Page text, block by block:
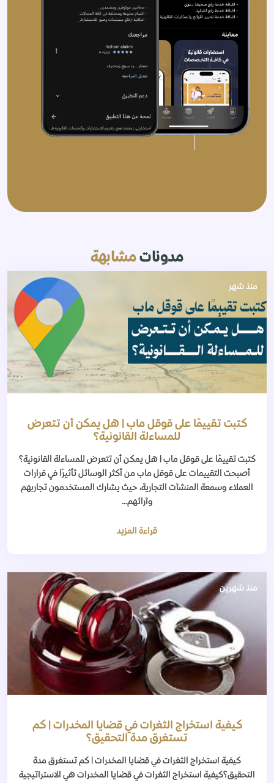
مدونات مشابهة
منذ شهر
كتبت تقييمًا على قوقل ماب | هل يمكن أن تتعرض
للمساءلة القانونية؟
كتبت تقييمًا على قوقل ماب | هل يمكن أن تتعرض للمساءلة القانونية؟
أصبحت التقييمات على قوقل ماب من أكثر الوسائل تأثيرًا في قرارات
العملاء وسمعة المنشآت التجارية، حيث يشارك المستخدمون تجاربهم
وآرائهم...
قراءة المزيد
منذ شهرين
كيفية استخراج الثغرات في قضايا المخدرات | كم
تستغرق مدة التحقيق؟
كيفية استخراج الثغرات في قضايا المخدرات | كم تستغرق مدة
التحقيق؟كيفية استخراج الثغرات في قضايا المخدرات هي الاستراتيجية